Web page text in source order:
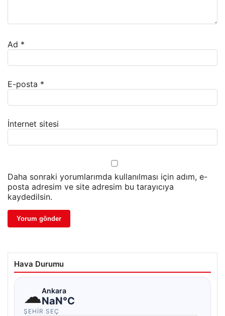
Ad *
E-posta *
İnternet sitesi
Daha sonraki yorumlarımda kullanılması için adım, e-
posta adresim ve site adresim bu tarayıcıya
kaydedilsin.
Hava Durumu
☁Ankara
NaN°C
ŞEHIR SEÇ